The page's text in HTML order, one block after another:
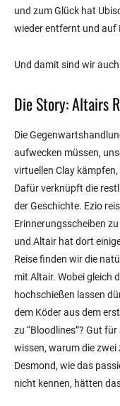
und zum Glück hat
wieder entfernt und auf
Und damit sind wir
Die Story: Altairs
Die
aufwecken müssen,
virtuellen Clay
Dafür verknüpft die
der Geschichte. Ezio
Erinnerungsscheiben
und Altair hat dort
Reise finden wir die
mit Altair. Wobei gleich
hochschießen lassen
dem Köder aus dem
zu “Bloodlines”? Gut
wissen, warum die
Desmond, wie das
nicht kennen, hätten